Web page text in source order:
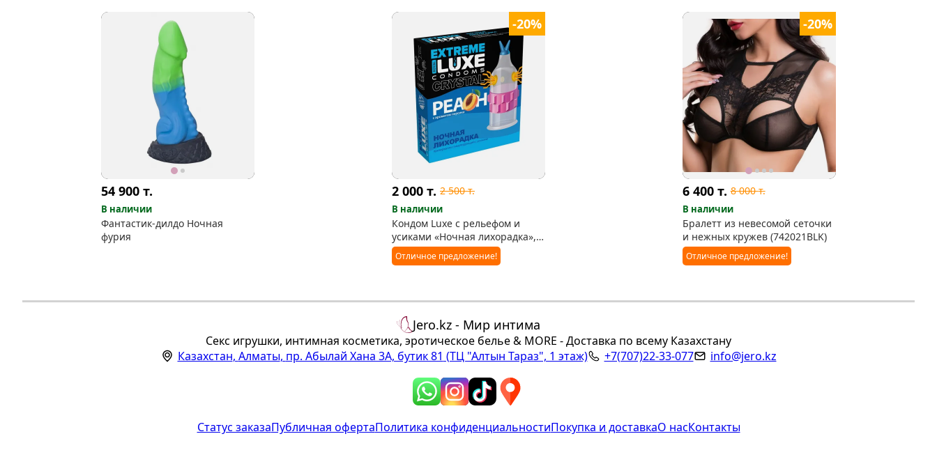
54 900т.
В наличии
Фантастик-дилдо Ночная
фурия
-20%
2 000 т. 2 500т.
В наличии
Кондом Luxe с рельефом и
усиками «Ночная лихорадка»,
аромат персика
Отличное предложение!
-20%
6 400 т. 8 000т.
В наличии
Бралетт из невесомой сеточки
и нежных кружев (742021BLK)
Отличное предложение!
Jero.kz - Мир интима
Секс игрушки, интимная косметика, эротическое белье & MORE - Доставка по всему Казахстану
Казахстан, Алматы, пр. Абылай Хана 3А, бутик 81 (ТЦ "Алтын Тараз", 1 этаж) +7(707)22-33-077 info@jero.kz
Статус заказаПубличная офертаПолитика конфиденциальностиПокупка и доставкаО насКонтакты